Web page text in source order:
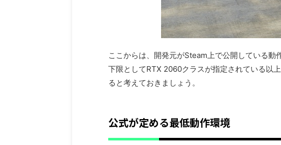
ここからは、開発元がSteam上で公開している動
下限としてRTX 2060クラスが指定されている以
ると考えておきましょう。
公式が定める最低動作環境